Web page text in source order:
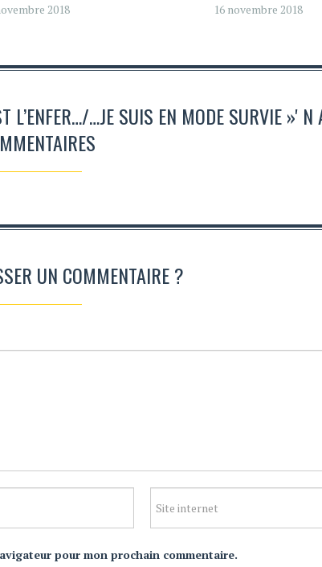
2018 16 novembre 2018
L’ENFER…/…JE SUIS EN MODE SURVIE »' N
UN COMMENTAIRE ?
pour mon prochain commentaire.